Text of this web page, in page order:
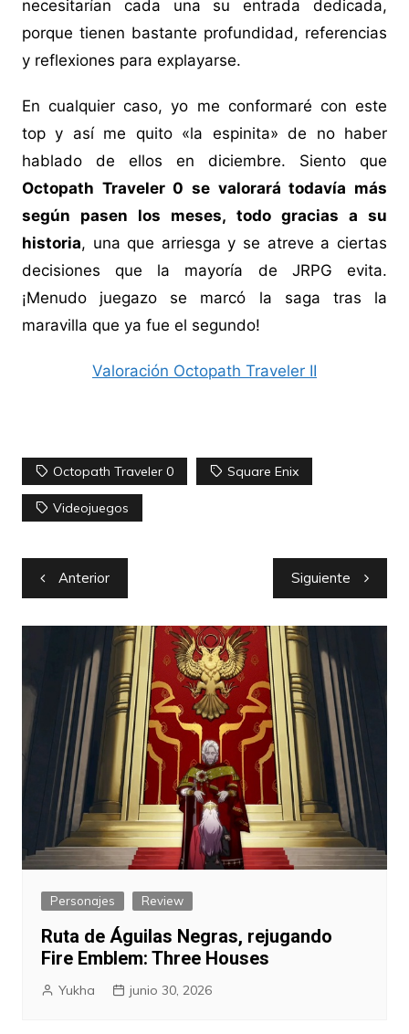
necesitarían cada una su entrada dedicada,
porque tienen bastante profundidad, referencias
y reflexiones para explayarse.
En cualquier caso, yo me conformaré con este
top y así me quito «la espinita» de no haber
hablado de ellos en diciembre. Siento que
Octopath Traveler 0 se valorará todavía más
según pasen los meses, todo gracias a su
historia, una que arriesga y se atreve a ciertas
decisiones que la mayoría de JRPG evita.
¡Menudo juegazo se marcó la saga tras la
maravilla que ya fue el segundo!
Valoración Octopath Traveler II
Octopath Traveler 0 Square Enix
Videojuegos
Navegación
de
entradas
Anterior Siguiente
Personajes Review
Ruta de Águilas Negras, rejugando
Fire Emblem: Three Houses
Yukha junio 30, 2026